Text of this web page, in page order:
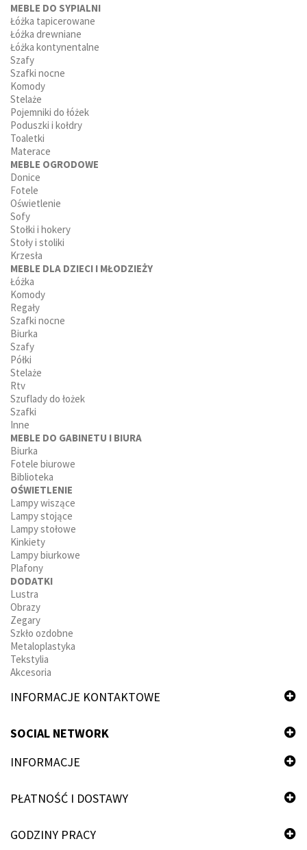
MEBLE DO SYPIALNI
Łóżka tapicerowane
Łóżka drewniane
Łóżka kontynentalne
Szafy
Szafki nocne
Komody
Stelaże
Pojemniki do łóżek
Poduszki i kołdry
Toaletki
Materace
MEBLE OGRODOWE
Donice
Fotele
Oświetlenie
Sofy
Stołki i hokery
Stoły i stoliki
Krzesła
MEBLE DLA DZIECI I MŁODZIEŻY
Łóżka
Komody
Regały
Szafki nocne
Biurka
Szafy
Półki
Stelaże
Rtv
Szuflady do łożek
Szafki
Inne
MEBLE DO GABINETU I BIURA
Biurka
Fotele biurowe
Biblioteka
OŚWIETLENIE
Lampy wiszące
Lampy stojące
Lampy stołowe
Kinkiety
Lampy biurkowe
Plafony
DODATKI
Lustra
Obrazy
Zegary
Szkło ozdobne
Metaloplastyka
Tekstylia
Akcesoria
INFORMACJE KONTAKTOWE
SOCIAL NETWORK
INFORMACJE
PŁATNOŚĆ I DOSTAWY
GODZINY PRACY